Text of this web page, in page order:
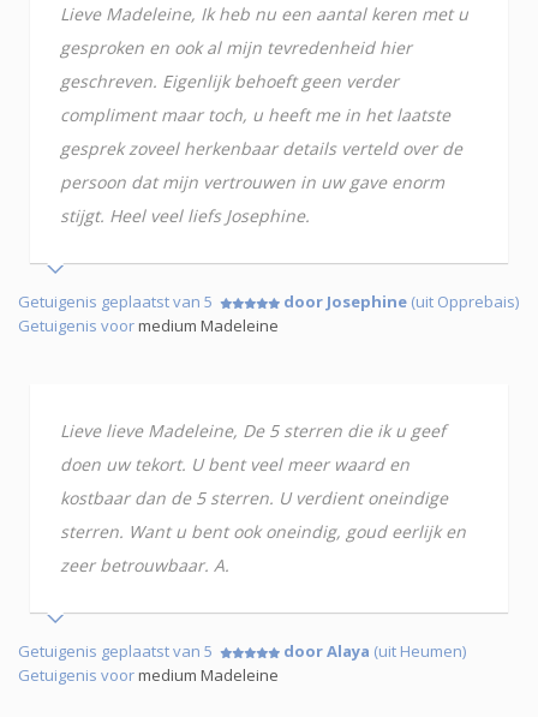
Lieve Madeleine, Ik heb nu een aantal keren met u
gesproken en ook al mijn tevredenheid hier
geschreven. Eigenlijk behoeft geen verder
compliment maar toch, u heeft me in het laatste
gesprek zoveel herkenbaar details verteld over de
persoon dat mijn vertrouwen in uw gave enorm
stijgt. Heel veel liefs Josephine.
Getuigenis geplaatst van 5 door Josephine (uit Opprebais)
Getuigenis voormedium Madeleine
Lieve lieve Madeleine, De 5 sterren die ik u geef
doen uw tekort. U bent veel meer waard en
kostbaar dan de 5 sterren. U verdient oneindige
sterren. Want u bent ook oneindig, goud eerlijk en
zeer betrouwbaar. A.
Getuigenis geplaatst van 5 door Alaya (uit Heumen)
Getuigenis voormedium Madeleine